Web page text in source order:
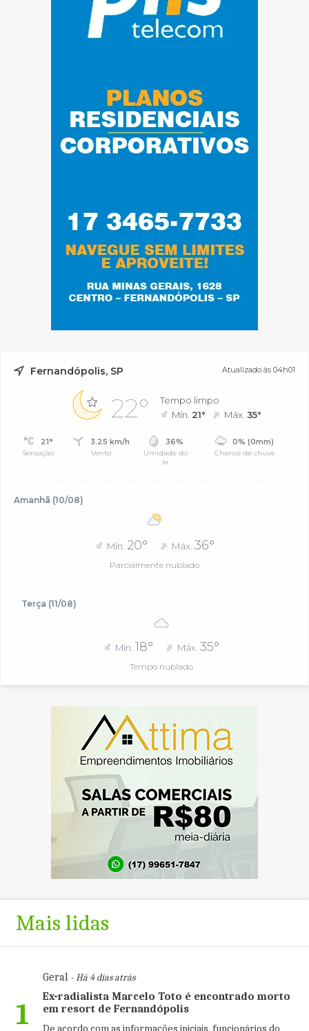
Fernandópolis, SP Atualizado às 04h01
22°
Tempo limpo
Mín. 21° Máx.35°
21°
Sensação
3.25 km/h
Vento
36%
Umidade do
ar
0% (0mm)
Chance de chuva
Amanhã (10/08)
Mín. 20° Máx. 36°
Parcialmente nublado
Terça (11/08)
Mín. 18° Máx.35°
Tempo nublado
Mais lidas
1
Geral- Há 4 dias atrás
Ex-radialista Marcelo Toto é encontrado morto
em resort de Fernandópolis